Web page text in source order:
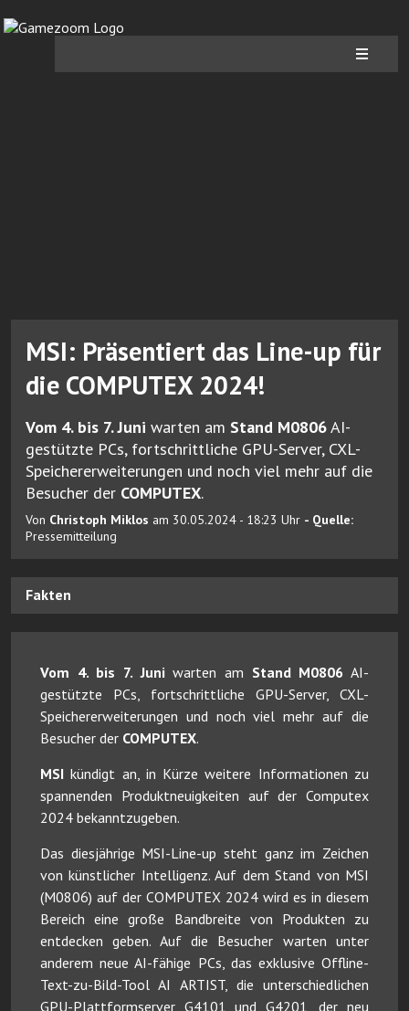
MSI: Präsentiert das Line-up für
die COMPUTEX 2024!
Vom 4. bis 7. Juni warten am Stand M0806AI-
gestützte PCs, fortschrittliche GPU-Server, CXL-
Speichererweiterungen und noch viel mehr auf die
Besucher der COMPUTEX.
Von Christoph Miklos am 30.05.2024 - 18:23 Uhr - Quelle:
Pressemitteilung
Fakten
Vom 4. bis 7. Juniwarten am Stand M0806 AI-
gestützte PCs, fortschrittliche GPU-Server, CXL-
Speichererweiterungen und noch viel mehr auf die
Besucher der COMPUTEX.
MSI kündigt an, in Kürze weitere Informationen zu
spannenden Produktneuigkeiten auf der Computex
2024 bekanntzugeben.
Das diesjährige MSI-Line-up steht ganz im Zeichen
von künstlicher Intelligenz. Auf dem Stand von MSI
(M0806) auf der COMPUTEX 2024 wird es in diesem
Bereich eine große Bandbreite von Produkten zu
entdecken geben. Auf die Besucher warten unter
anderem neue AI-fähige PCs, das exklusive Offline-
Text-zu-Bild-Tool AI ARTIST, die unterschiedlichen
GPU-Plattformserver G4101 und G4201, der neu